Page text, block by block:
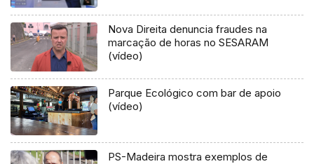
Nova Direita denuncia fraudes na
marcação de horas no SESARAM
(vídeo)
Parque Ecológico com bar de apoio
(vídeo)
PS-Madeira mostra exemplos de